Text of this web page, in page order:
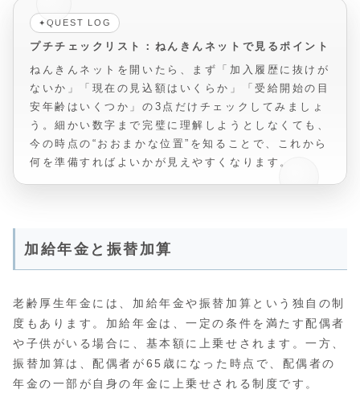
✦ QUEST LOG
プチチェックリスト：ねんきんネットで見るポイント
ねんきんネットを開いたら、まず「加入履歴に抜けが
ないか」「現在の見込額はいくらか」「受給開始の目
安年齢はいくつか」の3点だけチェックしてみましょ
う。細かい数字まで完璧に理解しようとしなくても、
今の時点の“おおまかな位置”を知ることで、これから
何を準備すればよいかが見えやすくなります。
加給年金と振替加算
老齢厚生年金には、加給年金や振替加算という独自の制
度もあります。加給年金は、一定の条件を満たす配偶者
や子供がいる場合に、基本額に上乗せされます。一方、
振替加算は、配偶者が65歳になった時点で、配偶者の
年金の一部が自身の年金に上乗せされる制度です。